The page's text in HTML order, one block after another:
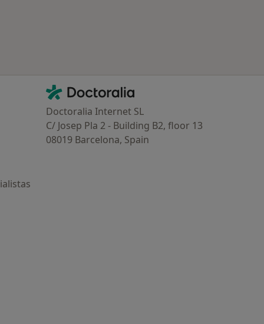
Contacto
Doctoralia - Página de inicio
Doctoralia Internet SL
C/ Josep Pla 2 - Building B2, floor 13
08019 Barcelona, Spain